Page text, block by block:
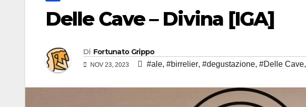
Delle Cave – Divina [IGA]
Di Fortunato Grippo
NOV 23, 2023 #ale, #birrelier, #degustazione, #Delle Cave,